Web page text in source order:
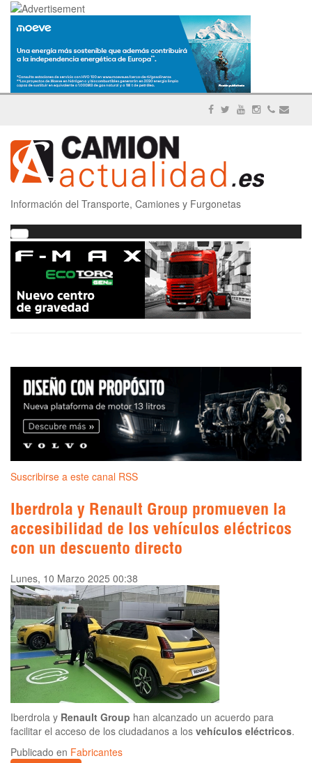
Información del Transporte, Camiones y Furgonetas
Suscribirse a este canal RSS
Iberdrola y Renault Group promueven la
accesibilidad de los vehículos eléctricos
con un descuento directo
Lunes, 10 Marzo 2025 00:38
Iberdrola y Renault Group han alcanzado un acuerdo para
facilitar el acceso de los ciudadanos a los vehículos eléctricos.
Publicado en Fabricantes